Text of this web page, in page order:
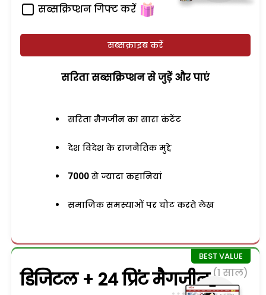
सब्सक्रिप्शन गिफ्ट करें
सब्सक्राइब करें
सरिता सब्सक्रिप्शन से जुड़ेें और पाएं
सरिता मैगजीन का सारा कंटेंट
देश विदेश के राजनैतिक मुद्दे
7000 से ज्यादा कहानियां
समाजिक समस्याओं पर चोट करते लेख
डिजिटल + 24 प्रिंट मैगजीन (1 साल)